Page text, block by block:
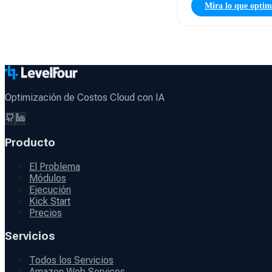
Mira lo que
Optimización de Costos Cloud con IA
Producto
El Problema
Módulos
Ejecución
Kick Start
Precios
Servicios
Todos los Servicios